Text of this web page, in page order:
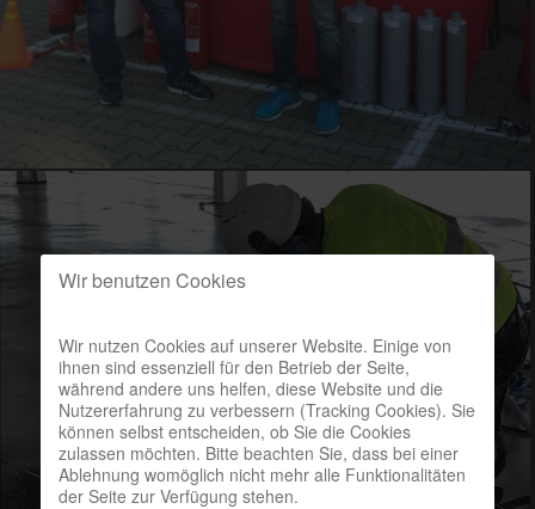
Wir benutzen Cookies
Wir nutzen Cookies auf unserer Website. Einige von
ihnen sind essenziell für den Betrieb der Seite,
während andere uns helfen, diese Website und die
Nutzererfahrung zu verbessern (Tracking Cookies). Sie
können selbst entscheiden, ob Sie die Cookies
zulassen möchten. Bitte beachten Sie, dass bei einer
Ablehnung womöglich nicht mehr alle Funktionalitäten
der Seite zur Verfügung stehen.